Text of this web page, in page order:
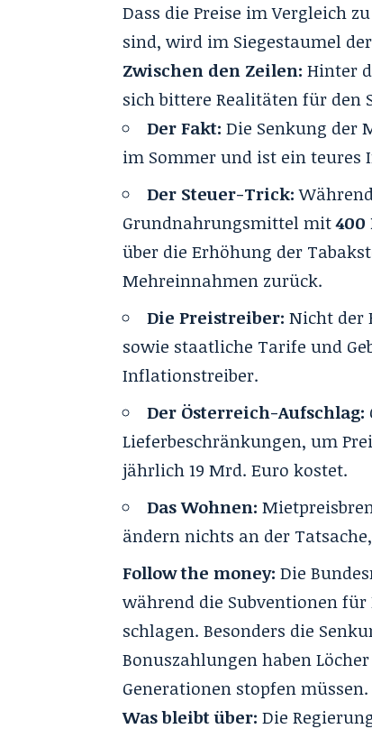
Dass die Preise im Vergleich
sind, wird im Siegestaumel
Zwischen den Zeilen: Hinter
sich bittere Realitäten für den
Der Fakt: Die Senkung der
im Sommer und ist ein teures
Der Steuer-Trick:
Grundnahrungsmittel mit400
über die Erhöhung der
Mehreinnahmen zurück.
Die Preistreiber: Nicht der
sowie staatliche Tarife und
Inflationstreiber.
Der Österreich-Aufschlag:
Lieferbeschränkungen, um
jährlich 19 Mrd. Euro kostet.
Das Wohnen:
ändern nichts an der
Follow the money: Die
während die Subventionen
schlagen. Besonders die
Bonuszahlungen haben
Generationen stopfen müssen.
Was bleibt über: Die